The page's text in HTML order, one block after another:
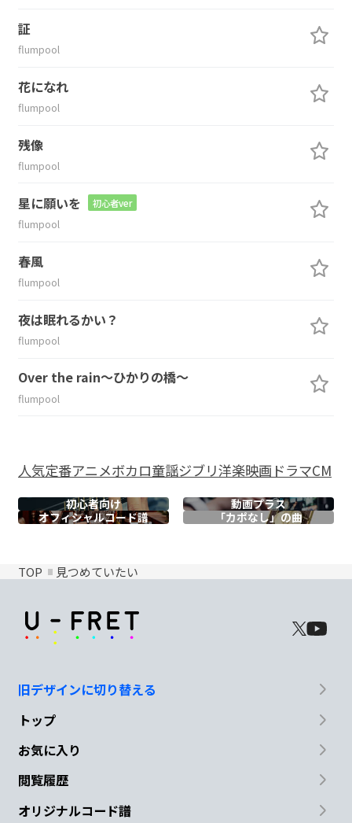
証
flumpool
花になれ
flumpool
残像
flumpool
星に願いを 初心者ver
flumpool
春風
flumpool
夜は眠れるかい？
flumpool
Over the rain～ひかりの橋～
flumpool
人気定番アニメボカロ童謡ジブリ洋楽映画ドラマCM
初心者向け
動画プラス
オフィシャルコード譜 「カポなし」の曲
TOP 見つめていたい
旧デザインに切り替える
トップ
お気に入り
閲覧履歴
オリジナルコード譜